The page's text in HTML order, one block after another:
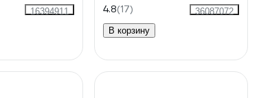
16394911
4.8(17)
36087072
В корзину